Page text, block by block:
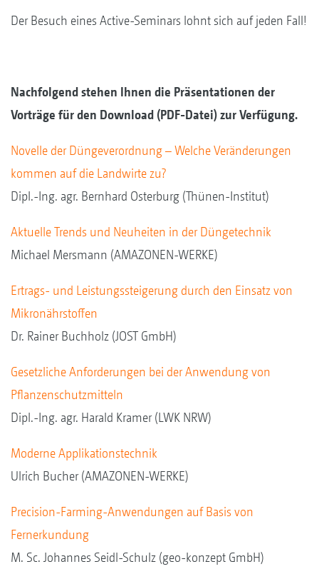
Der Besuch eines Active-Seminars lohnt sich auf jeden Fall!
Nachfolgend stehen Ihnen die Präsentationen der
Vorträge für den Download (PDF-Datei) zur Verfügung.
Novelle der Düngeverordnung – Welche Veränderungen
kommen auf die Landwirte zu?
Dipl.-Ing. agr. Bernhard Osterburg (Thünen-Institut)
Aktuelle Trends und Neuheiten in der Düngetechnik
Michael Mersmann (AMAZONEN-WERKE)
Ertrags- und Leistungssteigerung durch den Einsatz von
Mikronährstoffen
Dr. Rainer Buchholz (JOST GmbH)
Gesetzliche Anforderungen bei der Anwendung von
Pflanzenschutzmitteln
Dipl.-Ing. agr. Harald Kramer (LWK NRW)
Moderne Applikationstechnik
Ulrich Bucher (AMAZONEN-WERKE)
Precision-Farming-Anwendungen auf Basis von
Fernerkundung
M. Sc. Johannes Seidl-Schulz (geo-konzept GmbH)